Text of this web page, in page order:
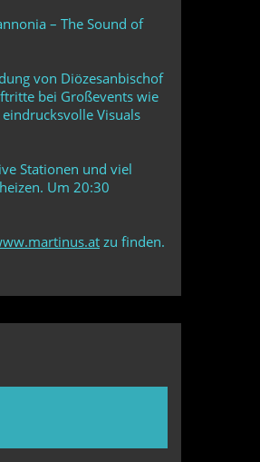
– The Sound of
von Diözesanbischof
bei Großevents wie
Visuals
Stationen und viel
Um 20:30
zu finden.